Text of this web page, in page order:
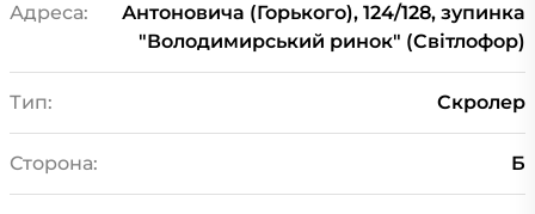
Адреса:
Антоновича (Горького), 124/128, зупинка
"Володимирський ринок" (Світлофор)
Тип: Скролер
Сторона: Б